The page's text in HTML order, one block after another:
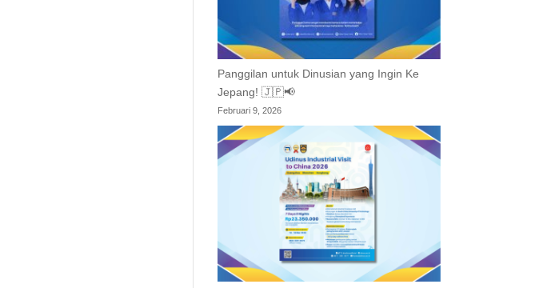
Panggilan untuk Dinusian yang Ingin Ke
Jepang! 🇯🇵📢
Februari 9, 2026